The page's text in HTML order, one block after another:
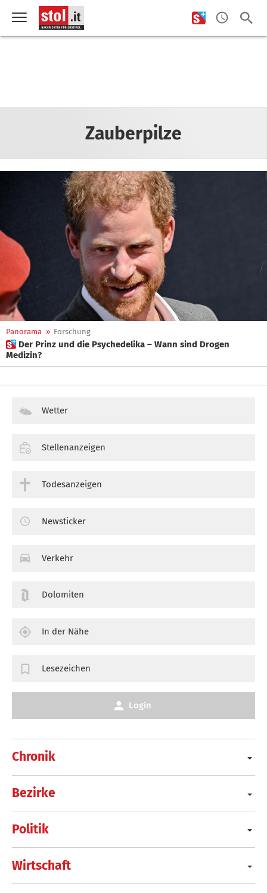
Zauberpilze
Panorama » Forschung
 Der Prinz und die Psychedelika – Wann sind Drogen
Medizin?
Chronik
Bezirke
Politik
Wirtschaft
Wetter
Stellenanzeigen
Todesanzeigen
Newsticker
Verkehr
Dolomiten
In der Nähe
Lesezeichen
Login